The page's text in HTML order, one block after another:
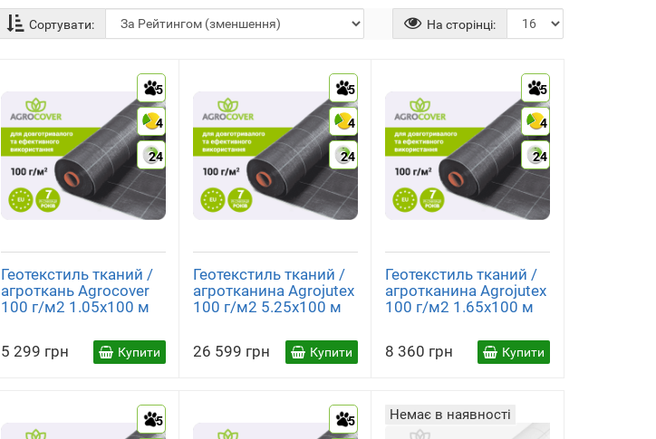
Сортувати: На сторінці:
5
4
24
Геотекстиль тканий /
агроткань Agrocover
100 г/м2 1.05x100 м
5 299 грн Купити
5
4
24
Геотекстиль тканий /
агротканина Agrojutex
100 г/м2 5.25x100 м
26 599 грн Купити
5
4
24
Геотекстиль тканий /
агротканина Agrojutex
100 г/м2 1.65x100 м
8 360 грн Купити
5 5 Немає в наявності